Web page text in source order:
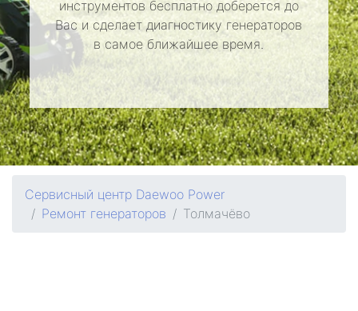
инструментов бесплатно доберется до
Вас и сделает диагностику генераторов
в самое ближайшее время.
Сервисный центр Daewoo Power
Ремонт генераторов
Толмачёво